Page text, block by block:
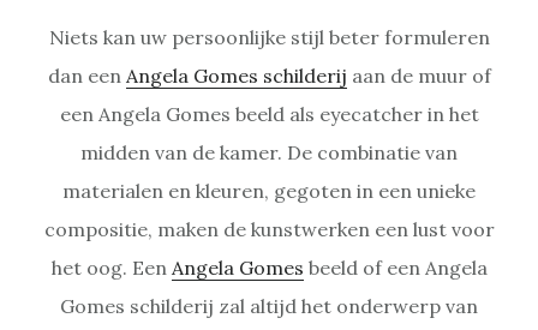
Niets kan uw persoonlijke stijl beter formuleren
dan een Angela Gomes schilderij aan de muur of
een Angela Gomes beeld als eyecatcher in het
midden van de kamer. De combinatie van
materialen en kleuren, gegoten in een unieke
compositie, maken de kunstwerken een lust voor
het oog. Een Angela Gomes beeld of een Angela
Gomes schilderij zal altijd het onderwerp van